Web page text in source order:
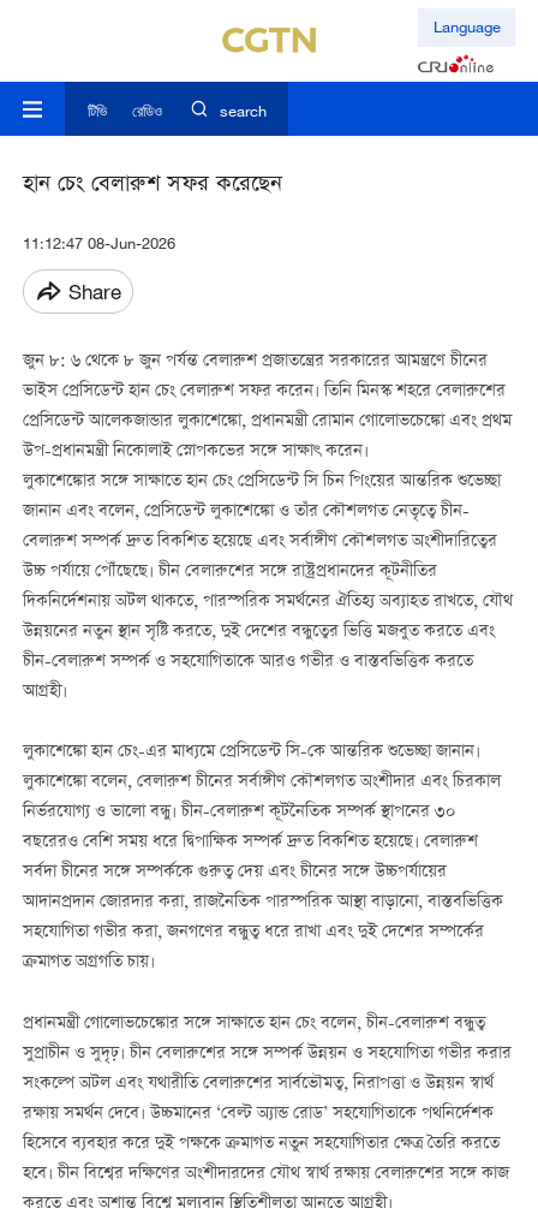
Language
টিভি রেডিও search
হান চেং বেলারুশ সফর করেছেন
11:12:47 08-Jun-2026
Share
জুন ৮: ৬ থেকে ৮ জুন পর্যন্ত বেলারুশ প্রজাতন্ত্রের সরকারের আমন্ত্রণে চীনের
ভাইস প্রেসিডেন্ট হান চেং বেলারুশ সফর করেন। তিনি মিনস্ক শহরে বেলারুশের
প্রেসিডেন্ট আলেকজান্ডার লুকাশেঙ্কো, প্রধানমন্ত্রী রোমান গোলোভচেঙ্কো এবং প্রথম
উপ-প্রধানমন্ত্রী নিকোলাই স্নোপকভের সঙ্গে সাক্ষাৎ করেন।
লুকাশেঙ্কোর সঙ্গে সাক্ষাতে হান চেং প্রেসিডেন্ট সি চিন পিংয়ের আন্তরিক শুভেচ্ছা
জানান এবং বলেন, প্রেসিডেন্ট লুকাশেঙ্কো ও তাঁর কৌশলগত নেতৃত্বে চীন-
বেলারুশ সম্পর্ক দ্রুত বিকশিত হয়েছে এবং সর্বাঙ্গীণ কৌশলগত অংশীদারিত্বের
উচ্চ পর্যায়ে পৌঁছেছে। চীন বেলারুশের সঙ্গে রাষ্ট্রপ্রধানদের কূটনীতির
দিকনির্দেশনায় অটল থাকতে, পারস্পরিক সমর্থনের ঐতিহ্য অব্যাহত রাখতে, যৌথ
উন্নয়নের নতুন স্থান সৃষ্টি করতে, দুই দেশের বন্ধুত্বের ভিত্তি মজবুত করতে এবং
চীন-বেলারুশ সম্পর্ক ও সহযোগিতাকে আরও গভীর ও বাস্তবভিত্তিক করতে
আগ্রহী।
লুকাশেঙ্কো হান চেং-এর মাধ্যমে প্রেসিডেন্ট সি-কে আন্তরিক শুভেচ্ছা জানান।
লুকাশেঙ্কো বলেন, বেলারুশ চীনের সর্বাঙ্গীণ কৌশলগত অংশীদার এবং চিরকাল
নির্ভরযোগ্য ও ভালো বন্ধু। চীন-বেলারুশ কূটনৈতিক সম্পর্ক স্থাপনের ৩০
বছরেরও বেশি সময় ধরে দ্বিপাক্ষিক সম্পর্ক দ্রুত বিকশিত হয়েছে। বেলারুশ
সর্বদা চীনের সঙ্গে সম্পর্ককে গুরুত্ব দেয় এবং চীনের সঙ্গে উচ্চপর্যায়ের
আদানপ্রদান জোরদার করা, রাজনৈতিক পারস্পরিক আস্থা বাড়ানো, বাস্তবভিত্তিক
সহযোগিতা গভীর করা, জনগণের বন্ধুত্ব ধরে রাখা এবং দুই দেশের সম্পর্কের
ক্রমাগত অগ্রগতি চায়।
প্রধানমন্ত্রী গোলোভচেঙ্কোর সঙ্গে সাক্ষাতে হান চেং বলেন, চীন-বেলারুশ বন্ধুত্ব
সুপ্রাচীন ও সুদৃঢ়। চীন বেলারুশের সঙ্গে সম্পর্ক উন্নয়ন ও সহযোগিতা গভীর করার
সংকল্পে অটল এবং যথারীতি বেলারুশের সার্বভৌমত্ব, নিরাপত্তা ও উন্নয়ন স্বার্থ
রক্ষায় সমর্থন দেবে। উচ্চমানের ‘বেল্ট অ্যান্ড রোড’ সহযোগিতাকে পথনির্দেশক
হিসেবে ব্যবহার করে দুই পক্ষকে ক্রমাগত নতুন সহযোগিতার ক্ষেত্র তৈরি করতে
হবে। চীন বিশ্বের দক্ষিণের অংশীদারদের যৌথ স্বার্থ রক্ষায় বেলারুশের সঙ্গে কাজ